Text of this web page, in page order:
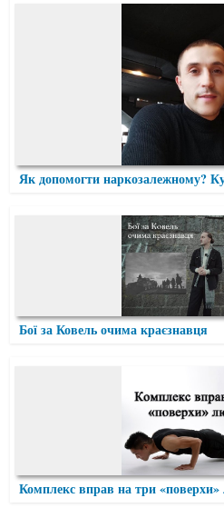
Як допомогти наркозалежному?
Бої за Ковель очима краєзнавця
Комплекс вправ на три